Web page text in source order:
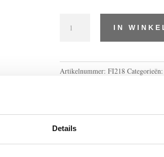
Details
6
bladen
38.95
IN
Artikelnummer: FI218 Categorieën: